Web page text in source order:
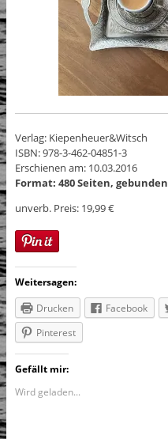
Verlag: Kiepenheuer&Witsch
ISBN: 978-3-462-04851-3
Erschienen am: 10.03.2016
Format: 480 Seiten, gebunden
unverb. Preis: 19,99 €
Weitersagen:
Drucken
Facebook
Pinterest
Gefällt mir:
Wird geladen...